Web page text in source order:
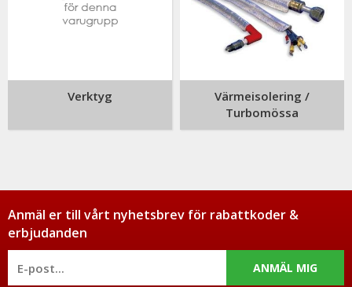
Verktyg
Värmeisolering /
Turbomössa
Anmäl er till vårt nyhetsbrev för rabattkoder &
erbjudanden
ANMÄL MIG